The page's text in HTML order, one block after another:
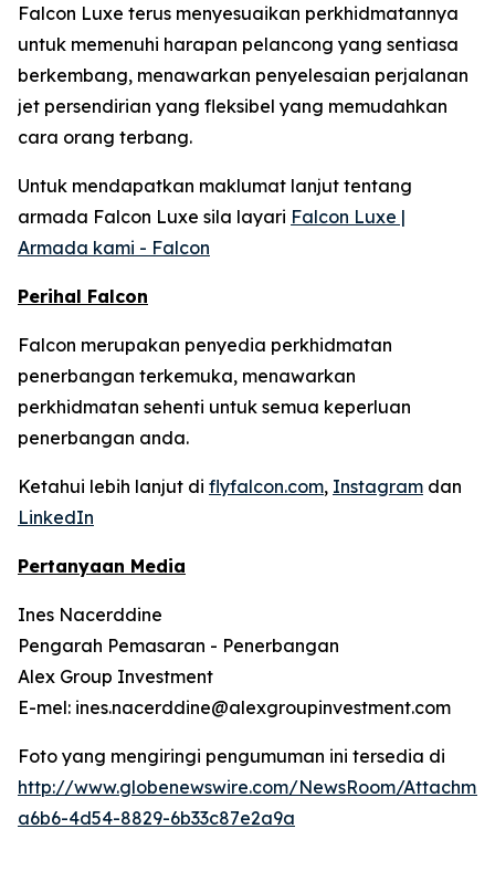
Falcon Luxe terus menyesuaikan perkhidmatannya
untuk memenuhi harapan pelancong yang sentiasa
berkembang, menawarkan penyelesaian perjalanan
jet persendirian yang fleksibel yang memudahkan
cara orang terbang.
Untuk mendapatkan maklumat lanjut tentang
armada Falcon Luxe sila layari Falcon Luxe |
Armada kami - Falcon
Perihal Falcon
Falcon merupakan penyedia perkhidmatan
penerbangan terkemuka, menawarkan
perkhidmatan sehenti untuk semua keperluan
penerbangan anda.
Ketahui lebih lanjut di flyfalcon.com, Instagram dan
LinkedIn
Pertanyaan Media
Ines Nacerddine
Pengarah Pemasaran - Penerbangan
Alex Group Investment
E-mel: ines.nacerddine@alexgroupinvestment.com
Foto yang mengiringi pengumuman ini tersedia di
http://www.globenewswire.com/NewsRoom/
a6b6-4d54-8829-6b33c87e2a9a